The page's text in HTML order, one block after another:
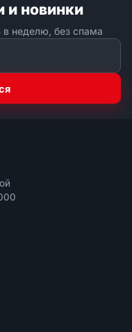
и новинки
неделю, без спама